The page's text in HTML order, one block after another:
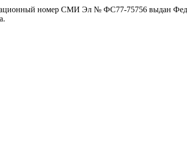
номер СМИ Эл № ФС77-75756 выдан